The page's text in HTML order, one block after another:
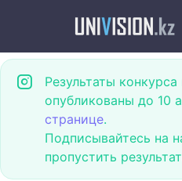
Результаты конкурса
опубликованы до 10
странице.
Подписывайтесь на
пропустить